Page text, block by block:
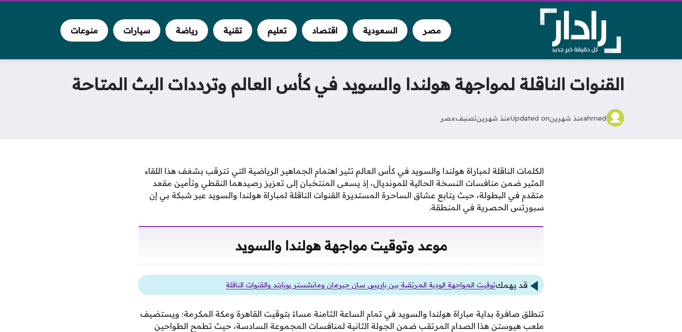
مصر السعودية اقتصاد تعليم تقنية رياضة سيارات منوعات
القنوات الناقلة لمواجهة هولندا والسويد في كأس العالم وترددات البث المتاحة
ahmedمنذ شهرينUpdated onمنذ شهرينتصنيفمصر
الكلمات الناقلة لمباراة هولندا والسويد في كأس العالم تثير اهتمام الجماهير الرياضية التي تترقب بشغف هذا اللقاء
المثير ضمن منافسات النسخة الحالية للمونديال، إذ يسعى المنتخبان إلى تعزيز رصيدهما النقطي وتأمين مقعد
متقدم في البطولة، حيث يتابع عشاق الساحرة المستديرة القنوات الناقلة لمباراة هولندا والسويد عبر شبكة بي إن
سبورتس الحصرية في المنطقة.
موعد وتوقيت مواجهة هولندا والسويد
قد يهمكتوقيت المواجهة الودية المرتقبة بين باريس سان جيرمان ومانشستر يونايتد والقنوات الناقلة
تنطلق صافرة بداية مباراة هولندا والسويد في تمام الساعة الثامنة مساءً بتوقيت القاهرة ومكة المكرمة؛ ويستضيف
ملعب هيوستن هذا الصدام المرتقب ضمن الجولة الثانية لمنافسات المجموعة السادسة، حيث تطمح الطواحين